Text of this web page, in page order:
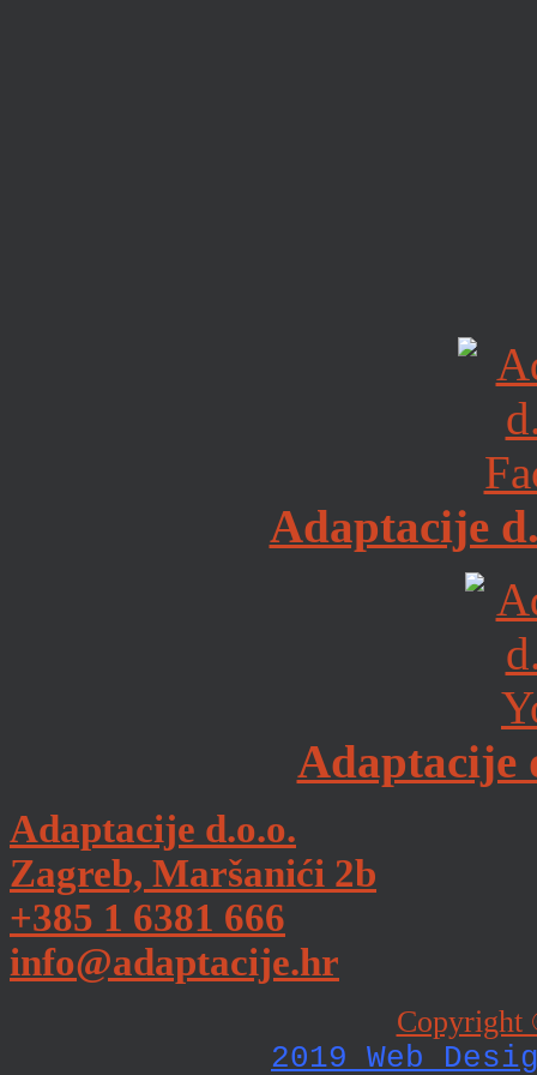
Adaptacije
Adaptacije
Adaptacije d.o.o.
Zagreb, Maršanići 2b
+385 1 6381 666
info@adaptacije.hr
Copyright
2019 Web